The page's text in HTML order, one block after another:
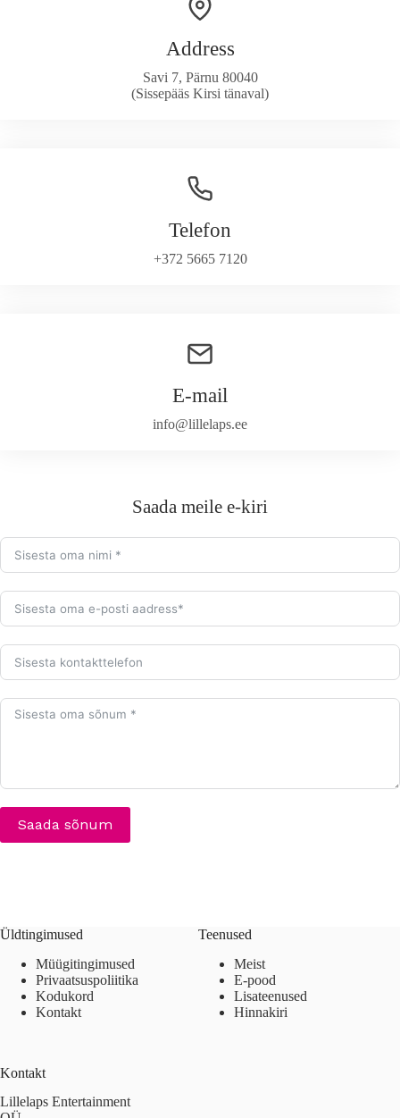
Address
Savi 7, Pärnu 80040
(Sissepääs Kirsi tänaval)
Telefon
+372 5665 7120
E-mail
info@lillelaps.ee
Saada meile e-kiri
Saada sõnum
r
Üldtingimused
Müügitingimused
Privaatsuspoliitika
Kodukord
Kontakt
Teenused
Meist
E-pood
Lisateenused
Hinnakiri
Kontakt
Lillelaps Entertainment